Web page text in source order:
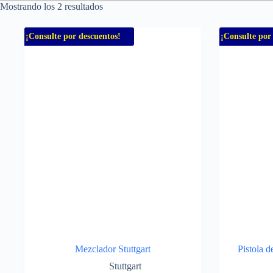
Mostrando los 2 resultados
¡Consulte por descuentos!
Mezclador Stuttgart
Stuttgart
¡Consulte por
Pistola